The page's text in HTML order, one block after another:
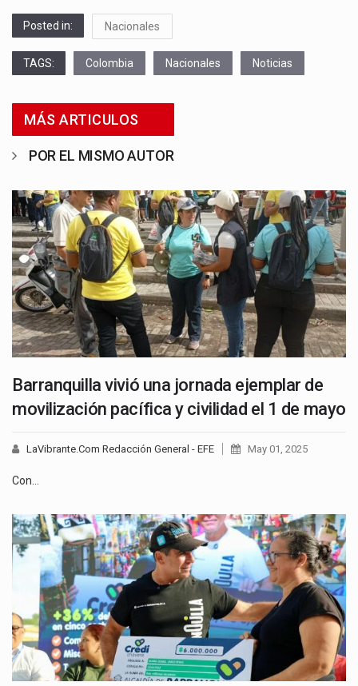
Posted in: Nacionales
TAGS: Colombia Nacionales Noticias
MÁS ARTICULOS
POR EL MISMO AUTOR
Barranquilla vivió una jornada ejemplar de
movilización pacífica y civilidad el 1 de mayo
LaVibrante.Com Redacción General - EFE May 01, 2025
Con…